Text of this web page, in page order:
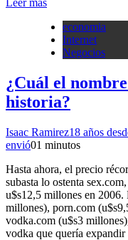
economia
Internet
Negocios
¿Cuál el
historia?
Isaac Ramirez18 años
envió01 minutos
Hasta ahora, el precio
subasta lo ostenta
u$s12,5 millones en 2006.
millones), porn.com
vodka.com (u$s3
vodka que quería